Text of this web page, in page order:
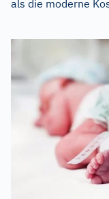
als die moderne